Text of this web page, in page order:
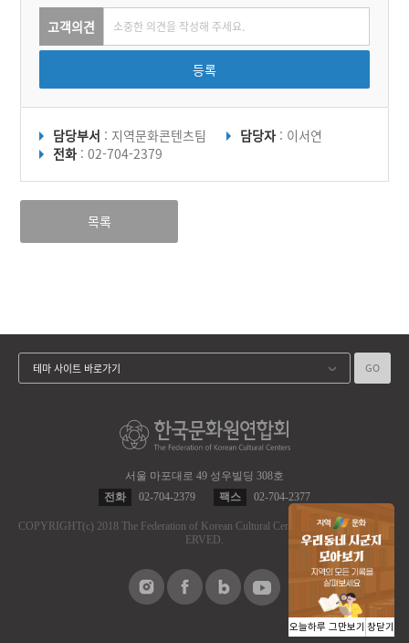
고객의견
등록
담당부서 : 지역문화콘텐츠팀 담당자 : 이서연
전화 : 02-704-2379
목록
서울 마포대로 49 성우빌딩 308호
전화
02-704-2379 팩스 02-704-2377
COPYRIGHT(c) 2018 The Federation of Korean Cultural Centers.
ALL RIGHT RES
ERVED.
테마 사이트 바로가기 GO
오늘하루 그만보기 창닫기